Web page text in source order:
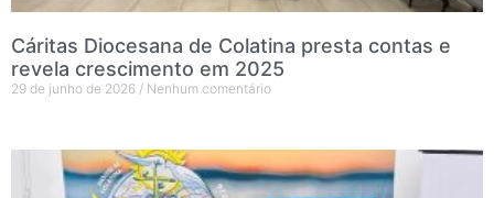
Cáritas Diocesana de Colatina presta contas e
revela crescimento em 2025
29 de junho de 2026 Nenhum comentário